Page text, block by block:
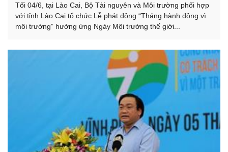
Tối 04/6, tại Lào Cai, Bộ Tài nguyên và Môi trường phối hợp
với tỉnh Lào Cai tổ chức Lễ phát động “Tháng hành động vì
môi trường” hưởng ứng Ngày Môi trường thế giới...